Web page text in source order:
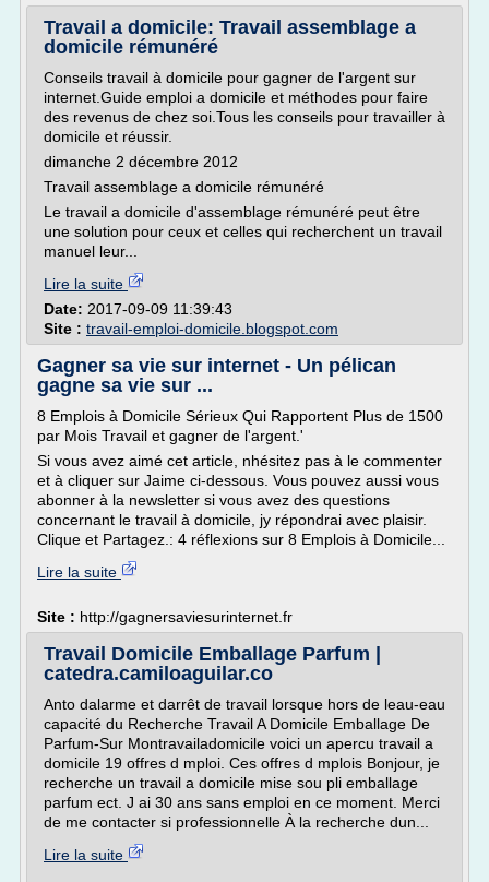
Travail a domicile: Travail assemblage a
domicile rémunéré
Conseils travail à domicile pour gagner de l'argent sur
internet.Guide emploi a domicile et méthodes pour faire
des revenus de chez soi.Tous les conseils pour travailler à
domicile et réussir.
dimanche 2 décembre 2012
Travail assemblage a domicile rémunéré
Le travail a domicile d'assemblage rémunéré peut être
une solution pour ceux et celles qui recherchent un travail
manuel leur...
Lire la suite
Date: 2017-09-09 11:39:43
Site : travail-emploi-domicile.blogspot.com
Gagner sa vie sur internet - Un pélican
gagne sa vie sur ...
8 Emplois à Domicile Sérieux Qui Rapportent Plus de 1500
par Mois Travail et gagner de l'argent.'
Si vous avez aimé cet article, nhésitez pas à le commenter
et à cliquer sur Jaime ci-dessous. Vous pouvez aussi vous
abonner à la newsletter si vous avez des questions
concernant le travail à domicile, jy répondrai avec plaisir.
Clique et Partagez.: 4 réflexions sur 8 Emplois à Domicile...
Lire la suite
Site : http://gagnersaviesurinternet.fr
Travail Domicile Emballage Parfum |
catedra.camiloaguilar.co
Anto dalarme et darrêt de travail lorsque hors de leau-eau
capacité du Recherche Travail A Domicile Emballage De
Parfum-Sur Montravailadomicile voici un apercu travail a
domicile 19 offres d mploi. Ces offres d mplois Bonjour, je
recherche un travail a domicile mise sou pli emballage
parfum ect. J ai 30 ans sans emploi en ce moment. Merci
de me contacter si professionnelle À la recherche dun...
Lire la suite